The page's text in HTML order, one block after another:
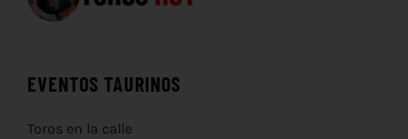
EVENTOS TAURINOS
Toros en la calle